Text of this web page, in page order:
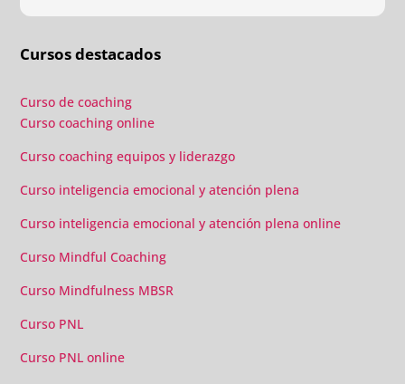
correcta.
Cursos destacados
Curso de coaching
Curso coaching online
Curso coaching equipos y liderazgo
Curso inteligencia emocional y atención plena
Curso inteligencia emocional y atención plena online
Curso Mindful Coaching
Curso Mindfulness MBSR
Curso PNL
Curso PNL online